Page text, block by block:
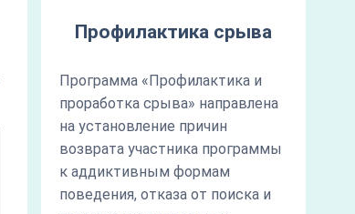
Профилактика срыва
Программа «Профилактика и
проработка срыва» направлена
на установление причин
возврата участника программы
к аддиктивным формам
поведения, отказа от поиска и